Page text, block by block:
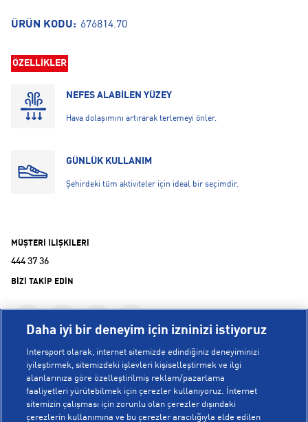
ÜRÜN KODU: 676814.70
ÖZELLİKLER
NEFES ALABİLEN YÜZEY
Hava dolaşımını artırarak terlemeyi önler.
GÜNLÜK KULLANIM
Şehirdeki tüm aktiviteler için ideal bir seçimdir.
MÜŞTERİ İLİŞKİLERİ
444 37 36
BİZİ TAKİP EDİN
KURUMSAL
Daha iyi bir deneyim için izninizi istiyoruz
Intersport olarak, internet sitemizde edindiğiniz deneyiminizi
iyileştirmek, sitemizdeki işlevleri kişiselleştirmek ve ilgi
alanlarınıza göre özelleştirilmiş reklam/pazarlama
faaliyetleri yürütebilmek için çerezler kullanıyoruz. İnternet
sitemizin çalışması için zorunlu olan çerezler dışındaki
çerezlerin kullanımına ve bu çerezler aracılığıyla elde edilen